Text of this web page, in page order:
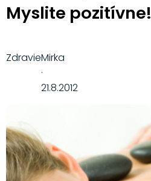
Myslite pozitívne!
ZdravieMirka
·
21.8.2012